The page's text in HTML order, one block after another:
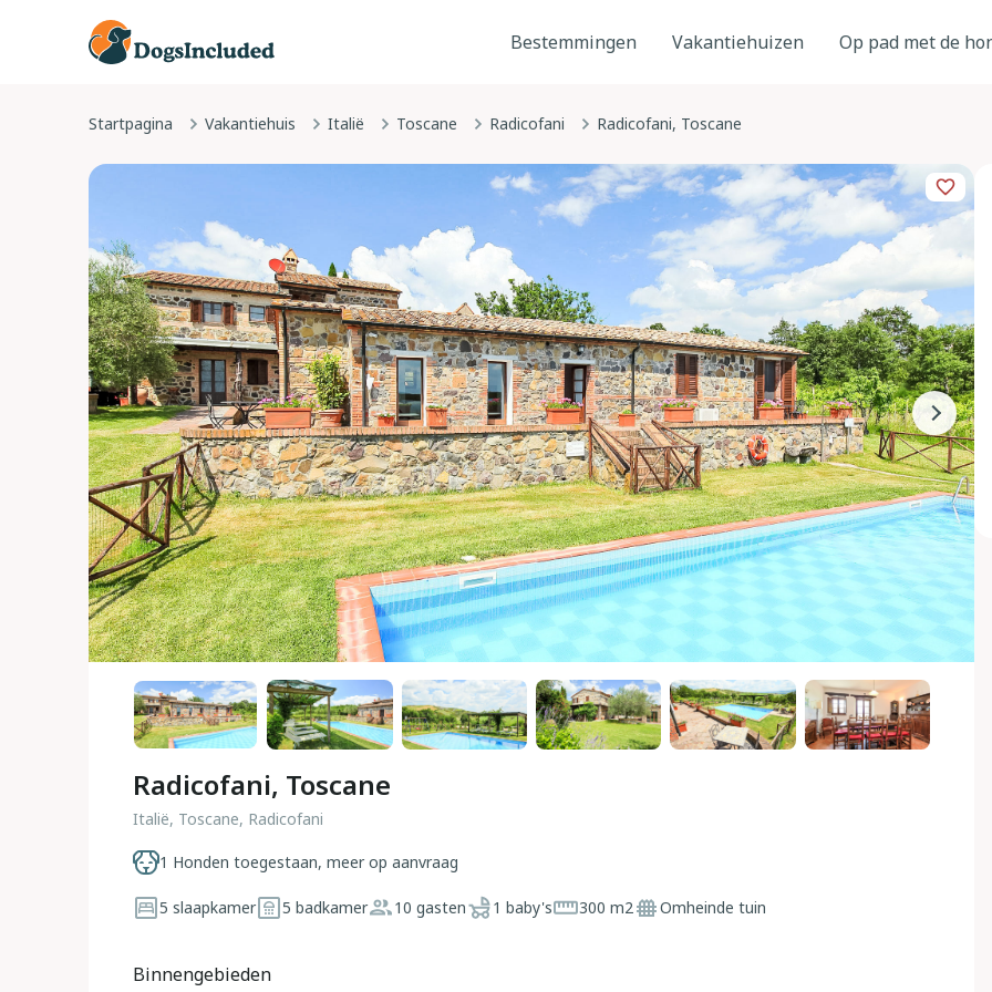
Bestemmingen Vakantiehuizen Op pad met de
Startpagina Vakantiehuis Italië Toscane Radicofani Radicofani, Toscane
Radicofani, Toscane
Italië, Toscane, Radicofani
1 Honden toegestaan, meer op aanvraag
5 slaapkamer 5 badkamer 10 gasten 1 baby's 300 m2 Omheinde tuin
Binnengebieden